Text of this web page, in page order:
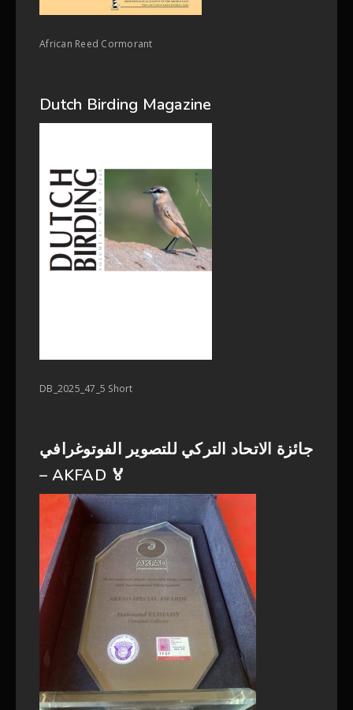
African Reed Cormorant
Dutch Birding Magazine
DB_2025_47_5 Short
جائزة الاتحاد التركي للتصوير الفوتوغرافي
– AKFAD 🏅